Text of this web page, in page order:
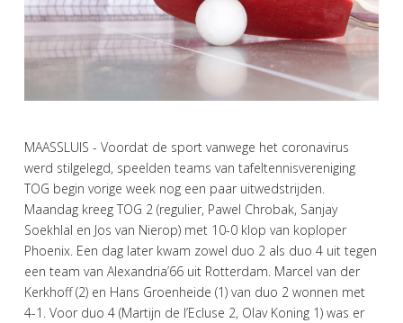
MAASSLUIS - Voordat de sport vanwege het coronavirus
werd stilgelegd, speelden teams van tafeltennisvereniging
TOG begin vorige week nog een paar uitwedstrijden.
Maandag kreeg TOG 2 (regulier, Pawel Chrobak, Sanjay
Soekhlal en Jos van Nierop) met 10-0 klop van koploper
Phoenix. Een dag later kwam zowel duo 2 als duo 4 uit tegen
een team van Alexandria’66 uit Rotterdam. Marcel van der
Kerkhoff (2) en Hans Groenheide (1) van duo 2 wonnen met
4-1. Voor duo 4 (Martijn de l’Ecluse 2, Olav Koning 1) was er